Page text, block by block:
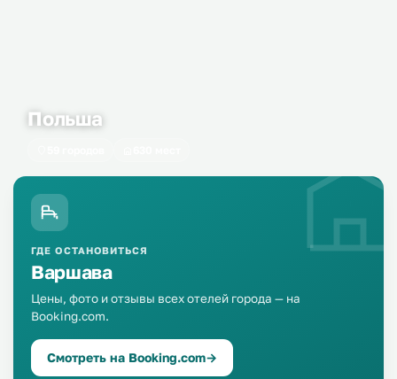
Польша
ГДЕ ОСТАНОВИТЬСЯ
Варшава
Цены, фото и отзывы всех отелей города — на
Booking.com.
Смотреть на Booking.com→